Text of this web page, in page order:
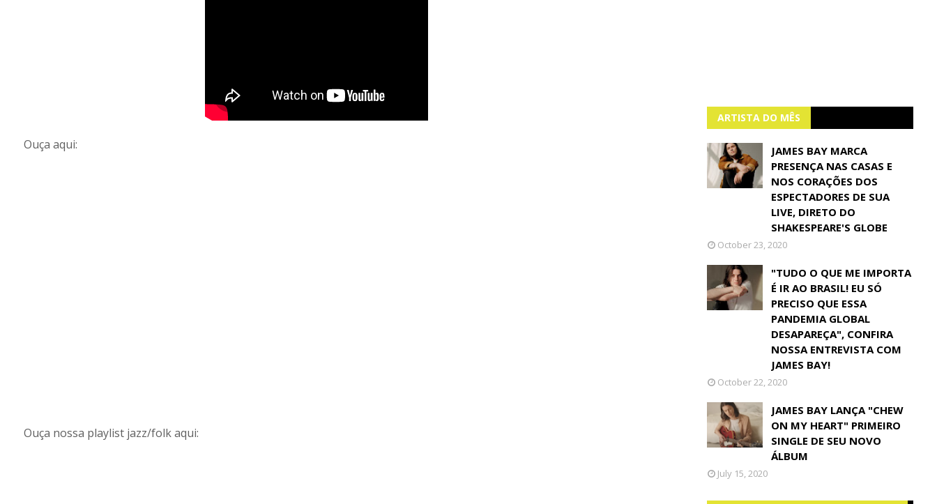
Ouça aqui:
Ouça nossa playlist jazz/folk aqui:
ARTISTA DO MÊS
JAMES BAY MARCA
PRESENÇA NAS CASAS E
NOS CORAÇÕES DOS
ESPECTADORES DE SUA
LIVE, DIRETO DO
SHAKESPEARE'S GLOBE
October 23, 2020
"TUDO O QUE ME IMPORTA
É IR AO BRASIL! EU SÓ
PRECISO QUE ESSA
PANDEMIA GLOBAL
DESAPAREÇA", CONFIRA
NOSSA ENTREVISTA COM
JAMES BAY!
October 22, 2020
JAMES BAY LANÇA "CHEW
ON MY HEART" PRIMEIRO
SINGLE DE SEU NOVO
ÁLBUM
July 15, 2020